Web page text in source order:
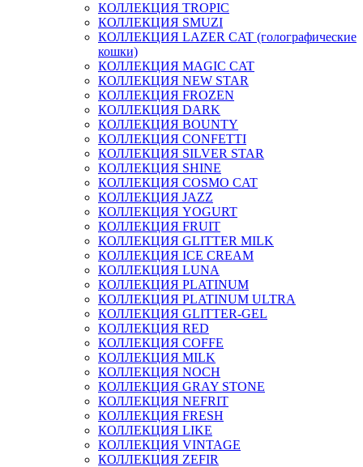
КОЛЛЕКЦИЯ TROPIC
КОЛЛЕКЦИЯ SMUZI
КОЛЛЕКЦИЯ LAZER CAT (голографические
кошки)
КОЛЛЕКЦИЯ MAGIC CAT
КОЛЛЕКЦИЯ NEW STAR
КОЛЛЕКЦИЯ FROZEN
КОЛЛЕКЦИЯ DARK
КОЛЛЕКЦИЯ BOUNTY
КОЛЛЕКЦИЯ CONFETTI
КОЛЛЕКЦИЯ SILVER STAR
КОЛЛЕКЦИЯ SHINE
КОЛЛЕКЦИЯ COSMO CAT
КОЛЛЕКЦИЯ JAZZ
КОЛЛЕКЦИЯ YOGURT
КОЛЛЕКЦИЯ FRUIT
КОЛЛЕКЦИЯ GLITTER MILK
КОЛЛЕКЦИЯ ICE CREAM
КОЛЛЕКЦИЯ LUNA
КОЛЛЕКЦИЯ PLATINUM
КОЛЛЕКЦИЯ PLATINUM ULTRA
КОЛЛЕКЦИЯ GLITTER-GEL
КОЛЛЕКЦИЯ RED
КОЛЛЕКЦИЯ COFFE
КОЛЛЕКЦИЯ MILK
КОЛЛЕКЦИЯ NOCH
КОЛЛЕКЦИЯ GRAY STONE
КОЛЛЕКЦИЯ NEFRIT
КОЛЛЕКЦИЯ FRESH
КОЛЛЕКЦИЯ LIKE
КОЛЛЕКЦИЯ VINTAGE
КОЛЛЕКЦИЯ ZEFIR